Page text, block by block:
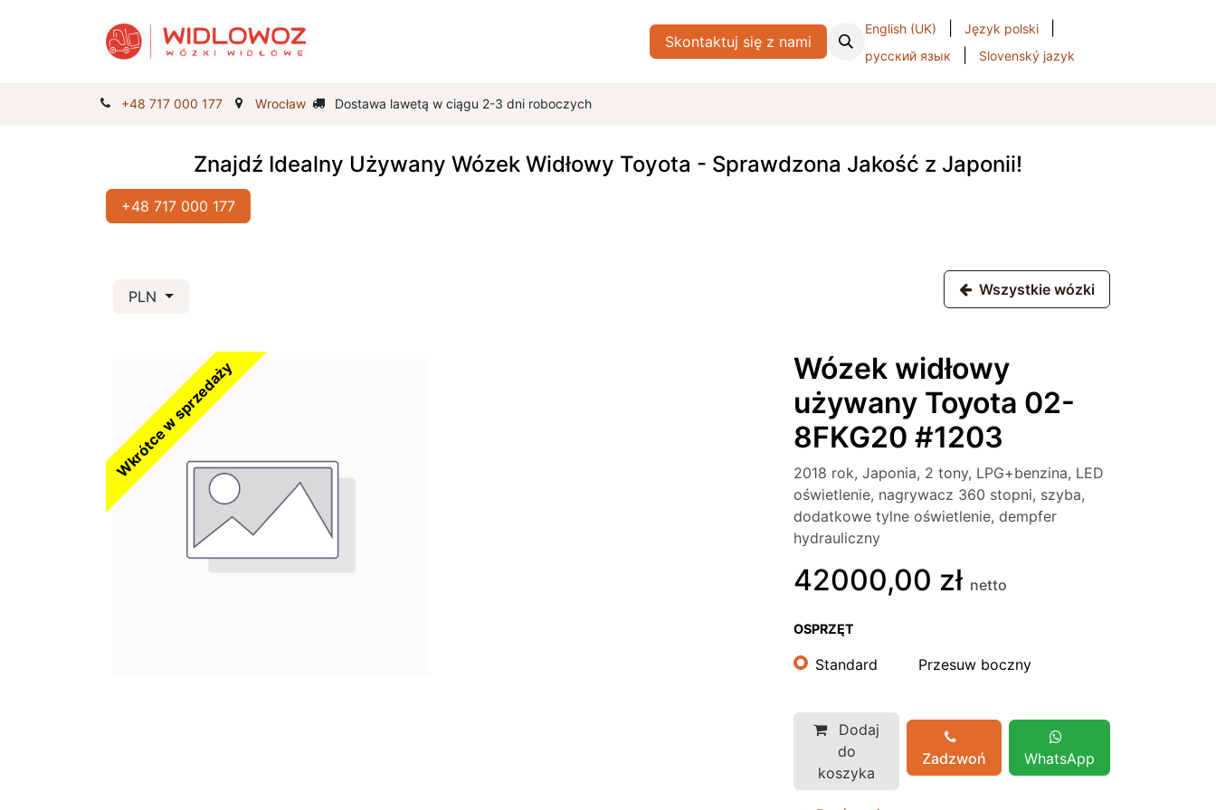
Skontaktuj się z nami O nas
Skontaktuj się z nami
English (UK) Język polski
русский язык Slovenský jazyk
+48 717 000 177 Wrocław Dostawa lawetą w ciągu 2-3 dni roboczych
Znajdź Idealny Używany Wózek Widłowy Toyota - Sprawdzona Jakość z Japonii!
+48 717 000 177
PLN Wszystkie wózki
Wkrótce w sprzedaży
Wózek widłowy
używany Toyota 02-
8FKG20 #1203
2018 rok, Japonia, 2 tony, LPG+benzina, LED
oświetlenie, nagrywacz 360 stopni, szyba,
dodatkowe tylne oświetlenie, dempfer
hydrauliczny
42000,00 zł netto
OSPRZĘT
Standard Przesuw boczny
Dodaj
do
koszyka
Zadzwoń WhatsApp